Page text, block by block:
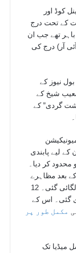
کوڈ اور
کے تحت درج
تھے جب ان
آر) درج کی
نیوز کے
شیخ کے
گردی” کے
کے لیے پابندی
کر دیا۔
بعد مظاہرے
شروع ہونے کے بعد 9 مئی کو مکمل پابندی لگائی گئی۔ 12
گئی۔ اس کے
مکمل طور پر
میڈیا تک